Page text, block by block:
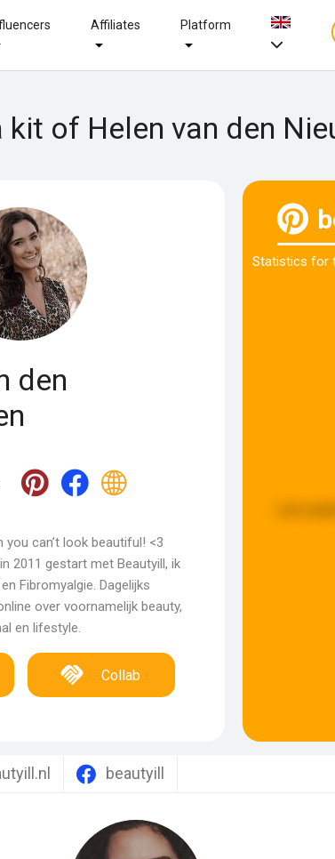
Affiliates Platform
of Helen van den
den
you can’t look beautiful! <3
2011 gestart met Beautyill, ik
Fibromyalgie. Dagelijks
over voornamelijk beauty,
en lifestyle.
Collab
Statistics for
beautyill